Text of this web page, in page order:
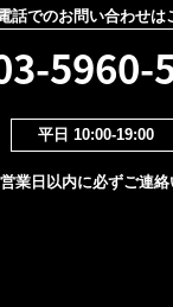
話でのお問い合わせは
5960-
平日 10:00-19:00
業日以内に必ずご連絡